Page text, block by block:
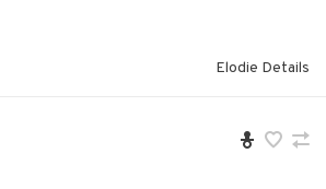
Elodie Details